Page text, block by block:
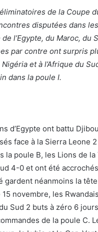
de la Coupe
disputées dans
l’Egypte, du Maroc, du
par contre ont surpris
et à l’Afrique du
dans la poule I.
d’Egypte ont battu
face à la Sierra Leone
la poule B, les Lions de la
4-0 et ont été
gardent néanmoins la
novembre, les
Sud 2 buts à zéro 6
de la poule C.